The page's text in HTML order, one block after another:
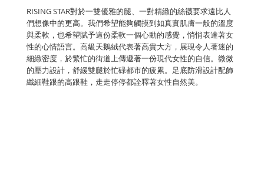
RISING STAR對於一雙優雅的腿、一對精緻的絲襪要求遠比人
們想像中的更高。我們希望能夠觸摸到如真實肌膚一般的溫度
與柔軟，也希望賦予這份柔軟一個心動的感覺，悄悄表達著女
性的心情語言。高級天鵝絨代表著高貴大方，展現令人著迷的
細緻密度，於繁忙的街道上傳遞著一份現代女性的自信。微微
的壓力設計，舒緩雙腿於忙碌都市的疲累。足底防滑設計配飾
纖細鞋跟的高跟鞋，走走停停都詮釋著女性自然美。